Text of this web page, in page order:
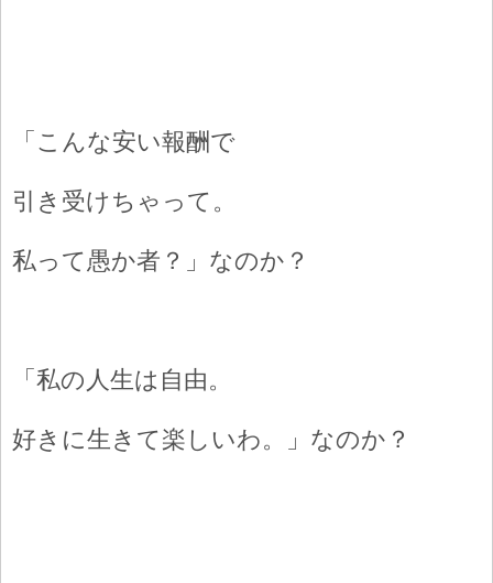
「こんな安い報酬で
引き受けちゃって。
私って愚か者？」なのか？
「私の人生は自由。
好きに生きて楽しいわ。」なのか？